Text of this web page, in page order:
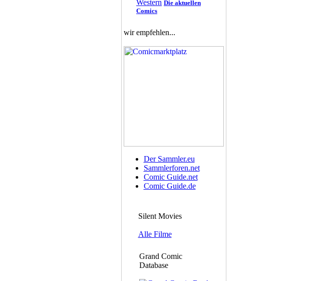
Western Die aktuellen
Comics
wir empfehlen...
Der Sammler.eu
Sammlerforen.net
Comic Guide.net
Comic Guide.de
Silent Movies
Alle Filme
Grand Comic
Database